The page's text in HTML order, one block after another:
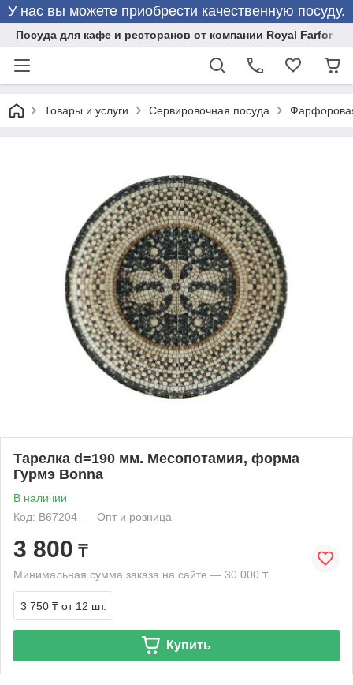
У нас вы можете приобрести качественную посуду.
Посуда для кафе и ресторанов от компании Royal Farfor
Товары и услуги Сервировочная посуда
Тарелка d=190 мм. Месопотамия, форма
Гурмэ Bonna
В наличии
Код: B67204
Опт и розница
3 800 ₸
Минимальная сумма заказа на сайте — 30 000 ₸
3 750 ₸ от 12 шт.
Купить